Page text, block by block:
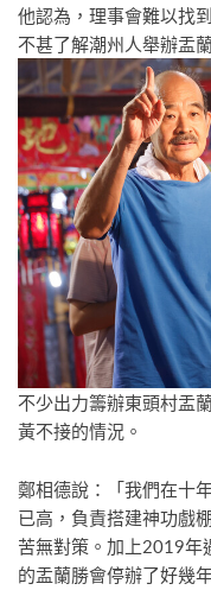
他認為，理事會難以找
不甚了解潮州人舉辦盂
不少出力籌辦東頭村盂
黃不接的情況。
鄭相德說：「我們在十
已高，負責搭建神功戲
苦無對策。加上2019年
的盂蘭勝會停辦了好幾